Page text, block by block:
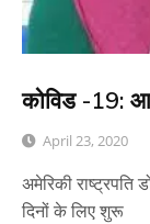
कोविड -19:
April 23, 2020
अमेरिकी राष्ट्रपति
दिनों के लिए शुरू